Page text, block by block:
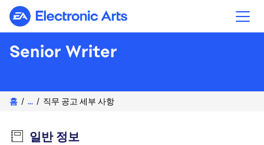
Electronic Arts
Senior Writer
홈 ... 직무 공고 세부 사항
일반 정보